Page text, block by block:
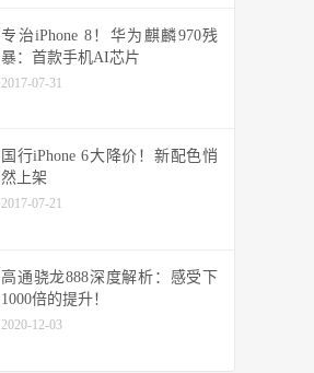
专治iPhone 8！华为麒麟970残
暴：首款手机AI芯片
2017-07-31
国行iPhone 6大降价！新配色悄
然上架
2017-07-21
高通骁龙888深度解析：感受下
1000倍的提升！
2020-12-03